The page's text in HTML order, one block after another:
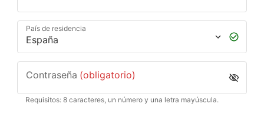
País de residencia
Contraseña (obligatorio)
Requisitos: 8 caracteres, un número y una letra mayúscula.